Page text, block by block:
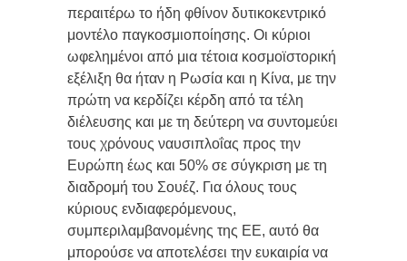
περαιτέρω το ήδη φθίνον δυτικοκεντρικό
μοντέλο παγκοσμιοποίησης. Οι κύριοι
ωφελημένοι από μια τέτοια κοσμοϊστορική
εξέλιξη θα ήταν η Ρωσία και η Κίνα, με την
πρώτη να κερδίζει κέρδη από τα τέλη
διέλευσης και με τη δεύτερη να συντομεύει
τους χρόνους ναυσιπλοΐας προς την
Ευρώπη έως και 50% σε σύγκριση με τη
διαδρομή του Σουέζ. Για όλους τους
κύριους ενδιαφερόμενους,
συμπεριλαμβανομένης της ΕΕ, αυτό θα
μπορούσε να αποτελέσει την ευκαιρία να